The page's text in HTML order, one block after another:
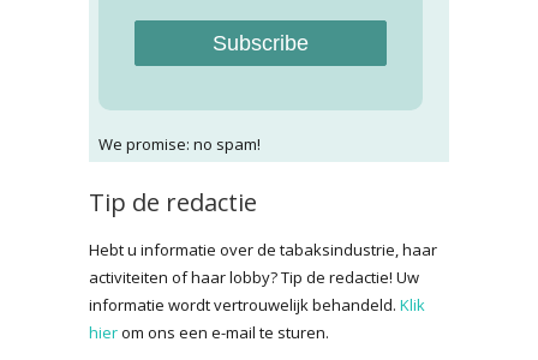
Subscribe
We promise: no spam!
Tip de redactie
Hebt u informatie over de tabaksindustrie, haar
activiteiten of haar lobby? Tip de redactie! Uw
informatie wordt vertrouwelijk behandeld. Klik
hierom ons een e-mail te sturen.